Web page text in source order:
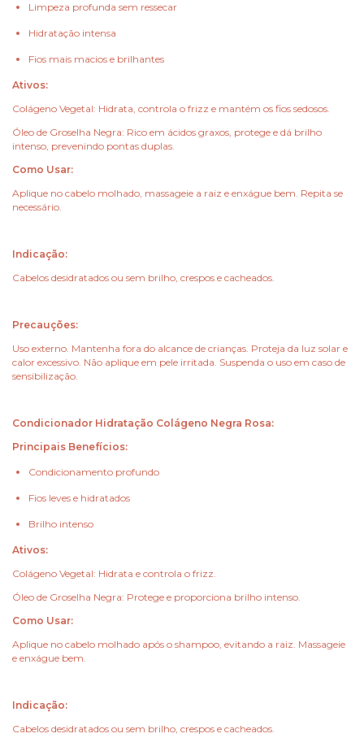
Limpeza profunda sem ressecar
Hidratação intensa
Fios mais macios e brilhantes
Ativos:
Colágeno Vegetal: Hidrata, controla o frizz e mantém os fios sedosos.
Óleo de Groselha Negra: Rico em ácidos graxos, protege e dá brilho
intenso, prevenindo pontas duplas.
Como Usar:
Aplique no cabelo molhado, massageie a raiz e enxágue bem. Repita se
necessário.
Indicação:
Cabelos desidratados ou sem brilho, crespos e cacheados.
Precauções:
Uso externo. Mantenha fora do alcance de crianças. Proteja da luz solar e
calor excessivo. Não aplique em pele irritada. Suspenda o uso em caso de
sensibilização.
Condicionador Hidratação Colágeno Negra Rosa:
Principais Benefícios:
Condicionamento profundo
Fios leves e hidratados
Brilho intenso
Ativos:
Colágeno Vegetal: Hidrata e controla o frizz.
Óleo de Groselha Negra: Protege e proporciona brilho intenso.
Como Usar:
Aplique no cabelo molhado após o shampoo, evitando a raiz. Massageie
e enxágue bem.
Indicação:
Cabelos desidratados ou sem brilho, crespos e cacheados.